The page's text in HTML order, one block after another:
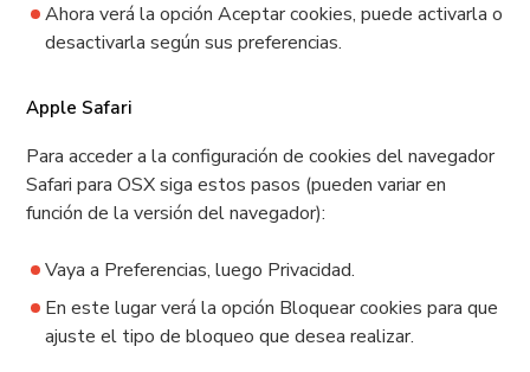
Ahora verá la opción Aceptar cookies, puede activarla o
desactivarla según sus preferencias.
Apple Safari
Para acceder a la configuración de cookies del navegador
Safari para OSX siga estos pasos (pueden variar en
función de la versión del navegador):
Vaya a Preferencias, luego Privacidad.
En este lugar verá la opción Bloquear cookies para que
ajuste el tipo de bloqueo que desea realizar.